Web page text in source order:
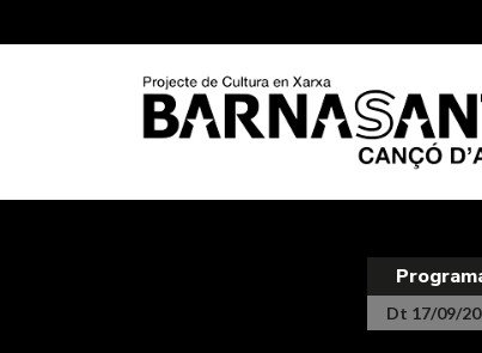
Dt 17/09/